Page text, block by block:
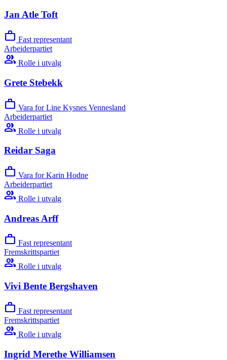
Jan Atle Toft
work Fast representant
Arbeiderpartiet
group Rolle i utvalg
Grete Stebekk
work Vara for Line Kysnes Vennesland
Arbeiderpartiet
group Rolle i utvalg
Reidar Saga
work Vara for Karin Hodne
Arbeiderpartiet
group Rolle i utvalg
Andreas Arff
work Fast representant
Fremskrittspartiet
group Rolle i utvalg
Vivi Bente Bergshaven
work Fast representant
Fremskrittspartiet
group Rolle i utvalg
Ingrid Merethe Williamsen